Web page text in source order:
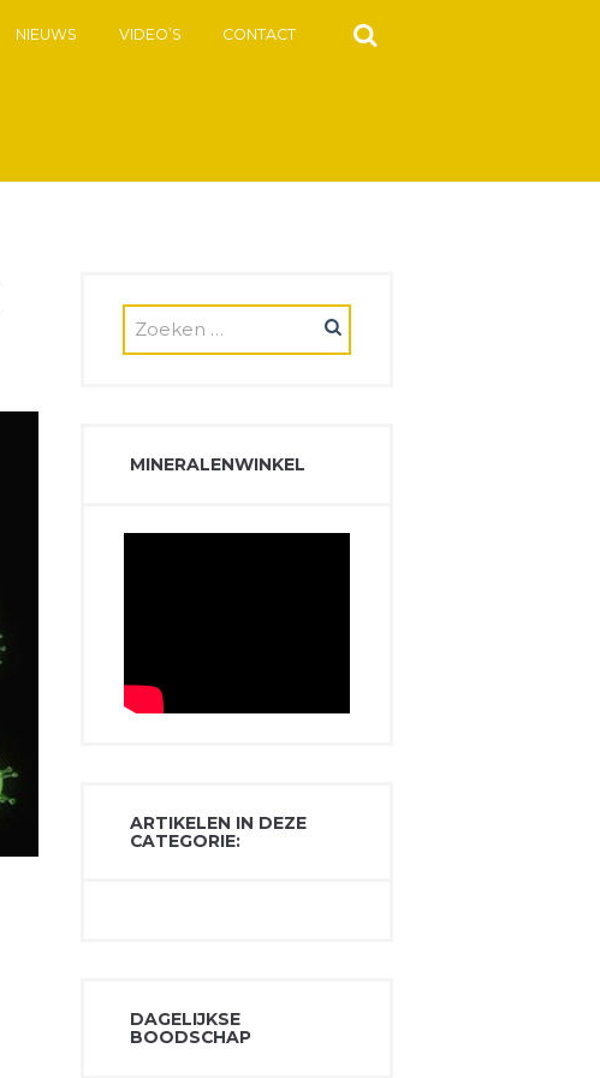
NIEUWS VIDEO’S CONTACT
MINERALENWINKEL
ARTIKELEN IN DEZE
CATEGORIE:
DAGELIJKSE
BOODSCHAP